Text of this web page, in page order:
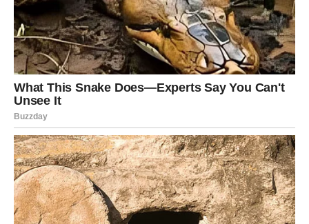
Pluton, vaša planeta, aktivira karmičke lekcije. To znači
suočavanje sa prošlim odlukama, nerešenim odnosima ili
tajnama koje izlaze na videlo.
Posao:
Mogući su konflikti sa autoritetima, greške koje izlaze
na površinu ili problemi u komunikaciji.
Važno je da ne reagujete impulsivno.
Ljubav:
Stari problemi se vraćaju. Ljubomora, nepoverenje ili